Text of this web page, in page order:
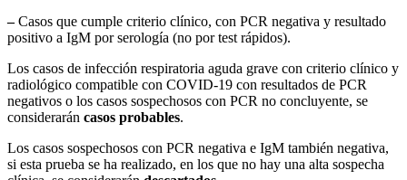
–Casos que cumple criterio clínico, con PCR negativa y resultado
positivo a IgM por serología (no por test rápidos).
Los casos de infección respiratoria aguda grave con criterio clínico y
radiológico compatible con COVID-19 con resultados de PCR
negativos o los casos sospechosos con PCR no concluyente, se
considerarán casos probables.
Los casos sospechosos con PCR negativa e IgM también negativa,
si esta prueba se ha realizado, en los que no hay una alta sospecha